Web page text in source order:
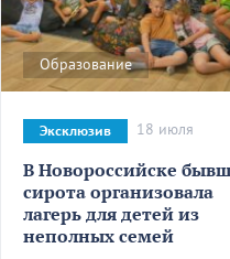
Образование
В Новороссийске
сирота организовала
лагерь для детей из
неполных семей
Эксклюзив 18 июля